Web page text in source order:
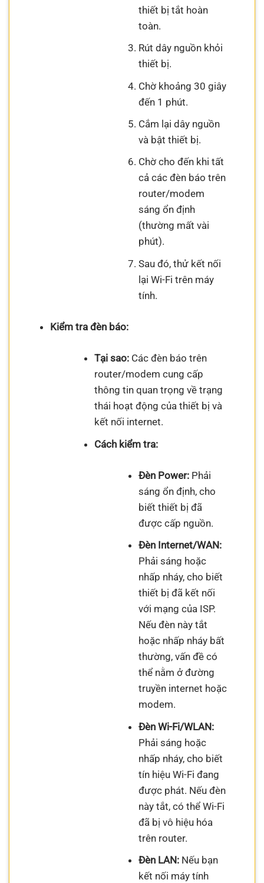
thiết bị tắt hoàn
toàn.
Rút dây nguồn khỏi
thiết bị.
Chờ khoảng 30 giây
đến 1 phút.
Cắm lại dây nguồn
và bật thiết bị.
Chờ cho đến khi tất
cả các đèn báo trên
router/modem
sáng ổn định
(thường mất vài
phút).
Sau đó, thử kết nối
lại Wi-Fi trên máy
tính.
Kiểm tra đèn báo:
Tại sao:Các đèn báo trên
router/modem cung cấp
thông tin quan trọng về trạng
thái hoạt động của thiết bị và
kết nối internet.
Cách kiểm tra:
Đèn Power:Phải
sáng ổn định, cho
biết thiết bị đã
được cấp nguồn.
Đèn Internet/WAN:
Phải sáng hoặc
nhấp nháy, cho biết
thiết bị đã kết nối
với mạng của ISP.
Nếu đèn này tắt
hoặc nhấp nháy bất
thường, vấn đề có
thể nằm ở đường
truyền internet hoặc
modem.
Đèn Wi-Fi/WLAN:
Phải sáng hoặc
nhấp nháy, cho biết
tín hiệu Wi-Fi đang
được phát. Nếu đèn
này tắt, có thể Wi-Fi
đã bị vô hiệu hóa
trên router.
Đèn LAN:Nếu bạn
kết nối máy tính